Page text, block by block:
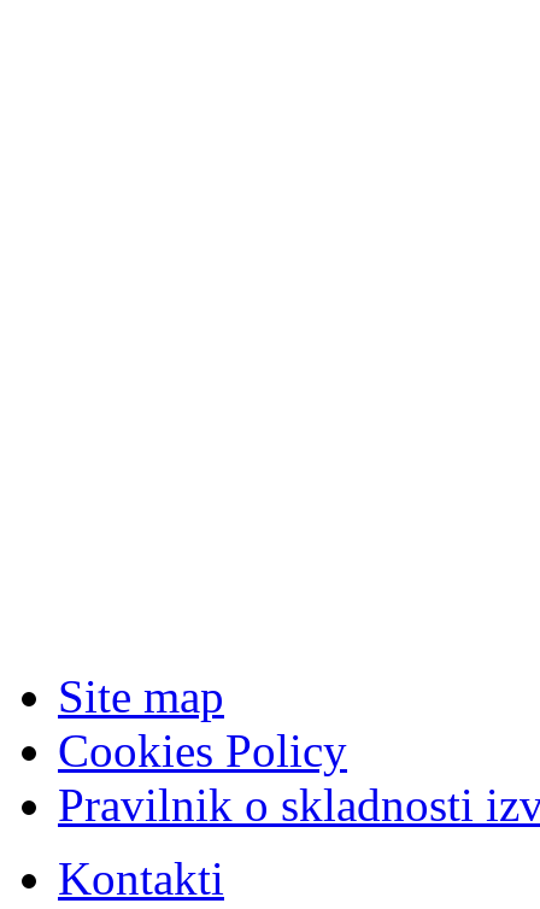
Site map
Cookies Policy
Pravilnik o skladnosti
Kontakti